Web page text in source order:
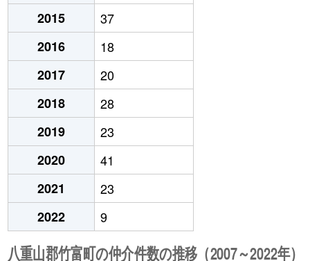
2015
37
2016
18
2017
20
2018
28
2019
23
2020
41
2021
23
2022
9